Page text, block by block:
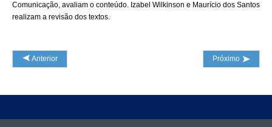
Comunicação, avaliam o conteúdo. Izabel Wilkinson e Maurício dos Santos
realizam a revisão dos textos.
Anterior Próximo